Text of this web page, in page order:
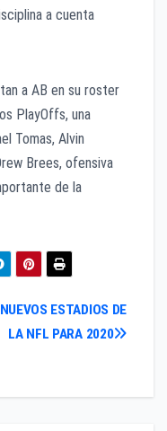
a cuenta
a AB en su roster
PlayOffs, una
Tomas, Alvin
Brees, ofensiva
de la
ESTADIOS DE
LA NFL PARA 2020